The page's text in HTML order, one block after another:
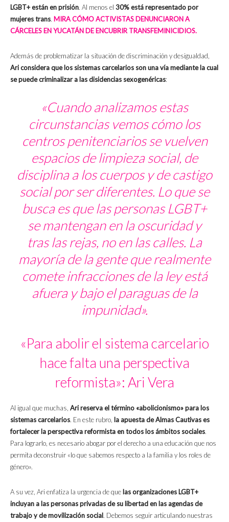
LGBT+ están en prisión. Al menos el 30% está representado por
mujeres trans. MIRA CÓMO ACTIVISTAS DENUNCIARON A
CÁRCELES EN YUCATÁN DE ENCUBRIR TRANSFEMINICIDIOS.
Además de problematizar la situación de discriminación y desigualdad,
Ari considera que los sistemas carcelarios son una vía mediante la cual
se puede criminalizar a las disidencias sexogenéricas:
«Cuando analizamos estas
circunstancias vemos cómo los
centros penitenciarios se vuelven
espacios de limpieza social, de
disciplina a los cuerpos y de castigo
social por ser diferentes. Lo que se
busca es que las personas LGBT+
se mantengan en la oscuridad y
tras las rejas, no en las calles. La
mayoría de la gente que realmente
comete infracciones de la ley está
afuera y bajo el paraguas de la
impunidad».
«Para abolir el sistema carcelario
hace falta una perspectiva
reformista»: Ari Vera
Al igual que muchas, Ari reserva el término «abolicionismo» para los
sistemas carcelarios. En este rubro, la apuesta de Almas Cautivas es
fortalecer la perspectiva reformista en todos los ámbitos sociales.
Para lograrlo, es necesario abogar por el derecho a una educación que nos
permita deconstruir «lo que sabemos respecto a la familia y los roles de
género».
A su vez, Ari enfatiza la urgencia de que las organizaciones LGBT+
incluyan a las personas privadas de su libertad en las agendas de
trabajo y de movilización social. Debemos seguir articulando nuestras